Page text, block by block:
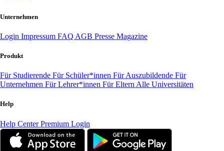
Unternehmen
Login Impressum FAQ AGB Presse Magazine
Produkt
Für Studierende Für Schüler*innen Für Auszubildende Für
Unternehmen Für Lehrer*innen Für Eltern Alle Universitäten
Help
Help CenterPremium Login